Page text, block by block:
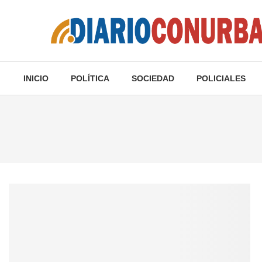
INICIO POLÍTICA SOCIEDAD POLICIALES